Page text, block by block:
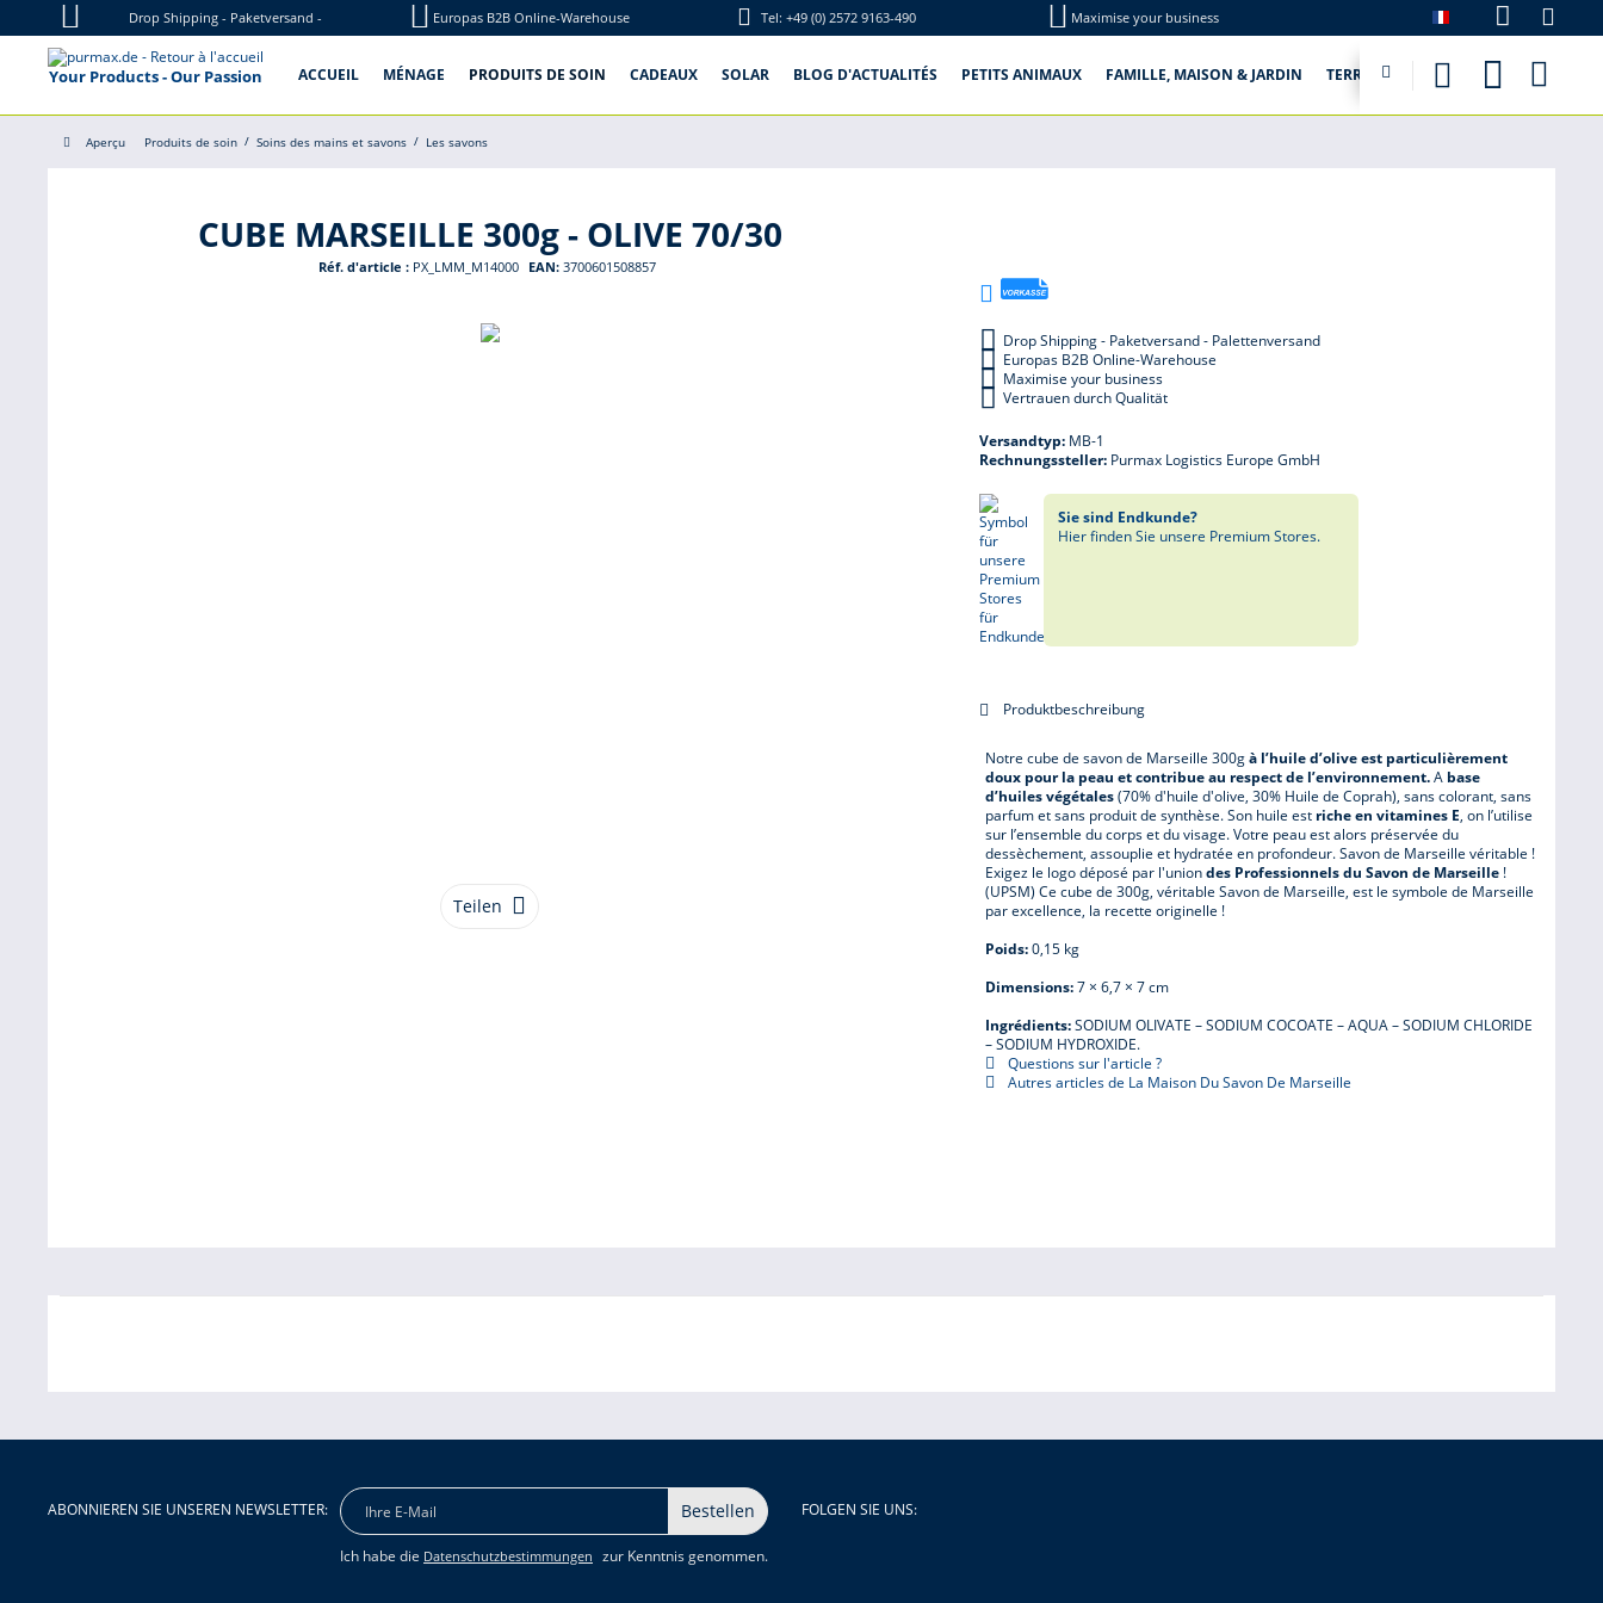
purmax.fr
Drop Shipping - Paketversand -
Europas B2B Online-Warehouse Tel: +49 (0) 2572 9163-490 Maximise your business
Your Products - Our Passion ACCUEIL MÉNAGE PRODUITS DE SOIN CADEAUX SOLAR BLOG D'ACTUALITÉS PETITS ANIMAUX FAMILLE, MAISON & JARDIN TERRA OUTDOOR

Aperçu Produits de soin Soins des mains et savons Les savons
CUBE MARSEILLE 300g - OLIVE 70/30
Réf. d'article : PX_LMM_M14000 EAN: 3700601508857
Teilen
Drop Shipping - Paketversand - Palettenversand
Europas B2B Online-Warehouse
Maximise your business
Vertrauen durch Qualität
Versandtyp: MB-1
Rechnungssteller: Purmax Logistics Europe GmbH
Sie sind Endkunde?
Hier finden Sie unsere Premium Stores.
Produktbeschreibung
Notre cube de savon de Marseille 300gà l’huile d’olive est particulièrement
doux pour la peau et contribue au respect de l’environnement.A base
d’huiles végétales(70% d'huile d'olive, 30% Huile de Coprah), sans colorant, sans
parfum et sans produit de synthèse. Son huile est riche en vitamines E, on l’utilise
sur l’ensemble du corps et du visage. Votre peau est alors préservée du
dessèchement, assouplie et hydratée en profondeur. Savon de Marseille véritable !
Exigez le logo déposé par l'uniondes Professionnels du Savon de Marseille !
(UPSM) Ce cube de 300g, véritable Savon de Marseille, est le symbole de Marseille
par excellence, la recette originelle !
Poids:0,15 kg
Dimensions:7 × 6,7 × 7 cm
Ingrédients:SODIUM OLIVATE – SODIUM COCOATE – AQUA – SODIUM CHLORIDE
– SODIUM HYDROXIDE.
Questions sur l'article ?
Autres articles de La Maison Du Savon De Marseille
ABONNIEREN SIE UNSEREN NEWSLETTER: Bestellen
Ich habe die Datenschutzbestimmungen zur Kenntnis genommen.
FOLGEN SIE UNS: